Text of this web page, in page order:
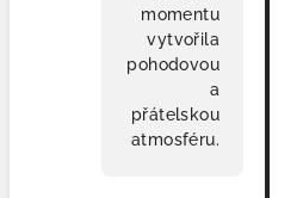
momentu
vytvořila
pohodovou
a
přátelskou
atmosféru.